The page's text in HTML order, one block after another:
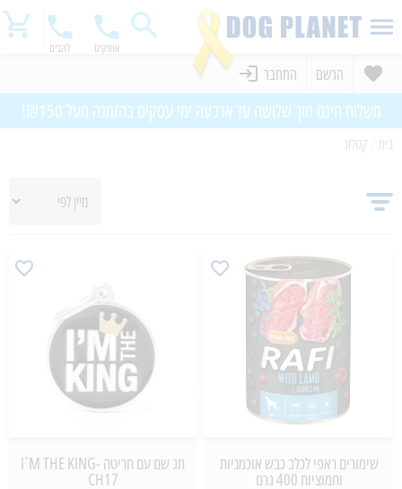
אופקים להבים
הרשם התחבר
משלוח חינם תוך שלושה עד ארבעה ימי עסקים בהזמנה מעל ₪150!
בית קטלוג
שימורים ראפי לכלב כבש אוכמניות
וחמוציות 400 גרם
תג שם עם חריטה I`M THE KING-
CH17